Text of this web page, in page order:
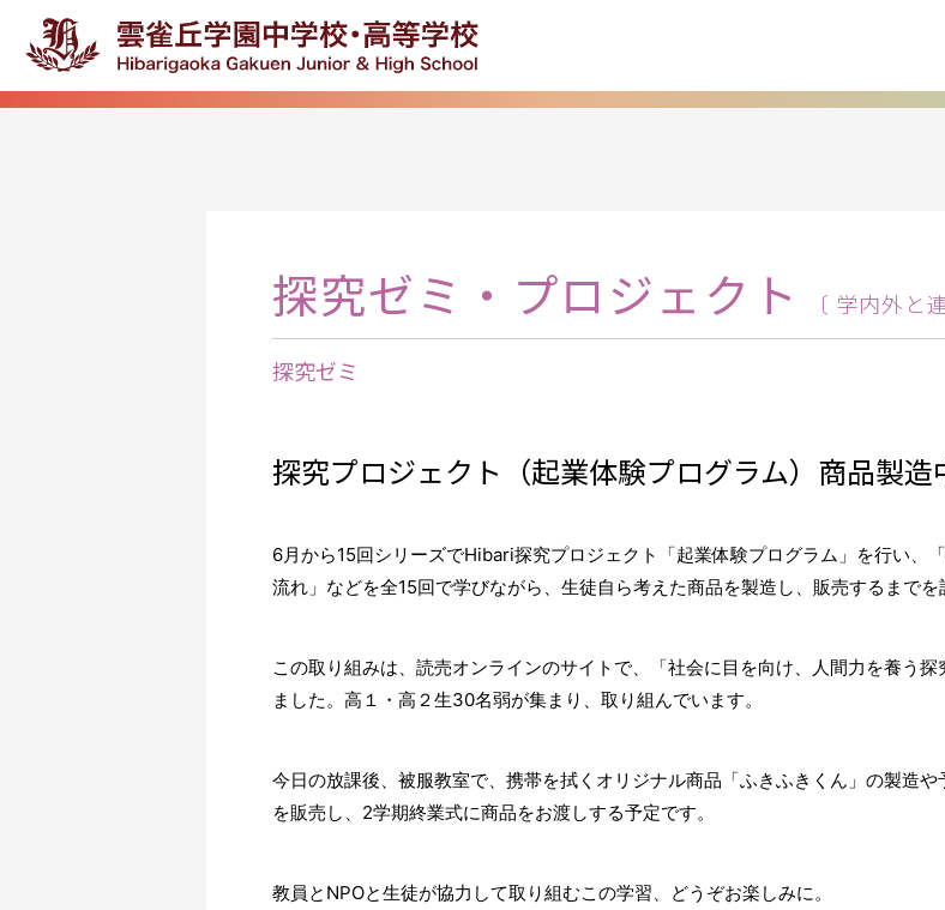
探究ゼミ・プロジェクト 〔 学内外と
探究ゼミ
探究プロジェクト（起業体験プログラム）商品製造
6月から15回シリーズでHibari探究プロジェクト「起業体験プログラム」を行い、
流れ」などを全15回で学びながら、生徒自ら考えた商品を製造し、販売するまでを
この取り組みは、読売オンラインのサイトで、「社会に目を向け、人間力を養う
ました。 高１・高２生30名弱が集まり、取り組んでいます。
今日の放課後、被服教室で、携帯を拭くオリジナル商品「ふきふきくん」の製造
を販売し、2学期終業式に商品をお渡しする予定です。
教員とNPOと生徒が協力して取り組むこの学習、どうぞお楽しみに。